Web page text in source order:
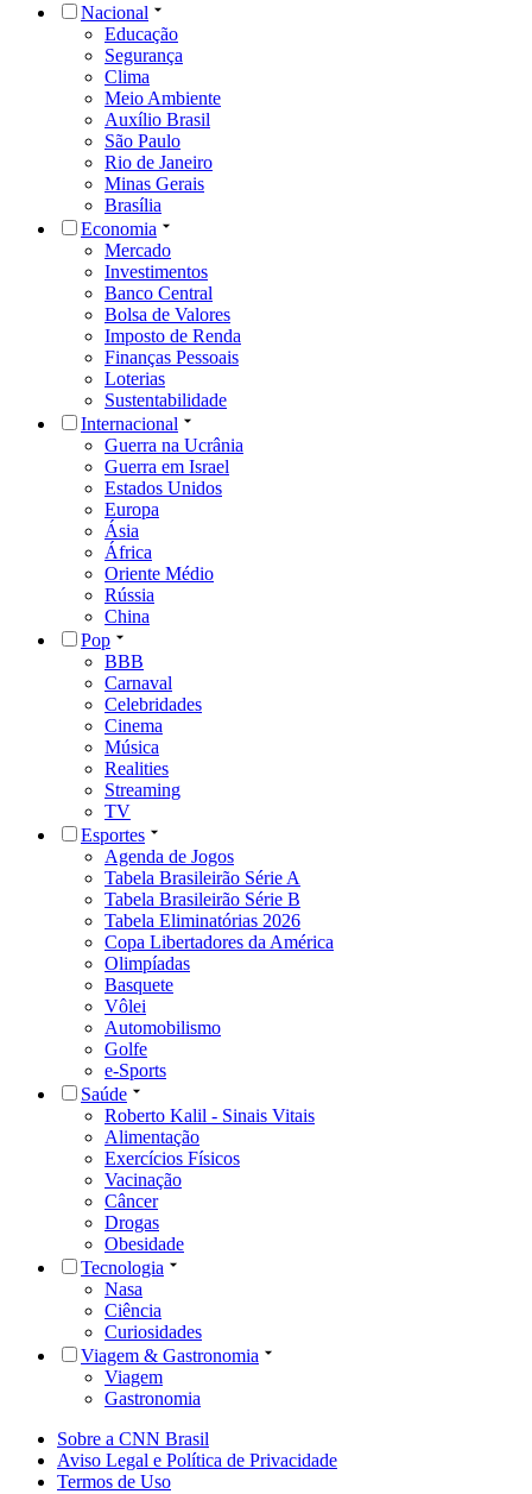
Nacional
Educação
Segurança
Clima
Meio Ambiente
Auxílio Brasil
São Paulo
Rio de Janeiro
Minas Gerais
Brasília
Economia
Mercado
Investimentos
Banco Central
Bolsa de Valores
Imposto de Renda
Finanças Pessoais
Loterias
Sustentabilidade
Internacional
Guerra na Ucrânia
Guerra em Israel
Estados Unidos
Europa
Ásia
África
Oriente Médio
Rússia
China
Pop
BBB
Carnaval
Celebridades
Cinema
Música
Realities
Streaming
TV
Esportes
Agenda de Jogos
Tabela Brasileirão Série A
Tabela Brasileirão Série B
Tabela Eliminatórias 2026
Copa Libertadores da América
Olimpíadas
Basquete
Vôlei
Automobilismo
Golfe
e-Sports
Saúde
Roberto Kalil - Sinais Vitais
Alimentação
Exercícios Físicos
Vacinação
Câncer
Drogas
Obesidade
Tecnologia
Nasa
Ciência
Curiosidades
Viagem & Gastronomia
Viagem
Gastronomia
Sobre a CNN Brasil
Aviso Legal e Política de Privacidade
Termos de Uso